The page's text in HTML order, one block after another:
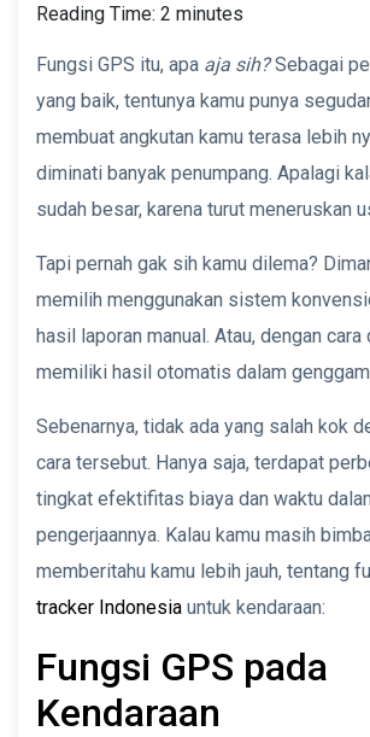
Reading Time: 2 minutes
Fungsi GPS itu, apa aja sih?Sebagai
yang baik, tentunya kamu punya
membuat angkutan kamu terasa lebih
diminati banyak penumpang. Apalagi
sudah besar, karena turut meneruskan
Tapi pernah gak sih kamu dilema?
memilih menggunakan sistem
hasil laporan manual. Atau, dengan cara
memiliki hasil otomatis dalam
Sebenarnya, tidak ada yang salah kok
cara tersebut. Hanya saja, terdapat
tingkat efektifitas biaya dan waktu
pengerjaannya. Kalau kamu masih
memberitahu kamu lebih jauh, tentang
tracker Indonesia untuk kendaraan:
Fungsi GPS pada
Kendaraan